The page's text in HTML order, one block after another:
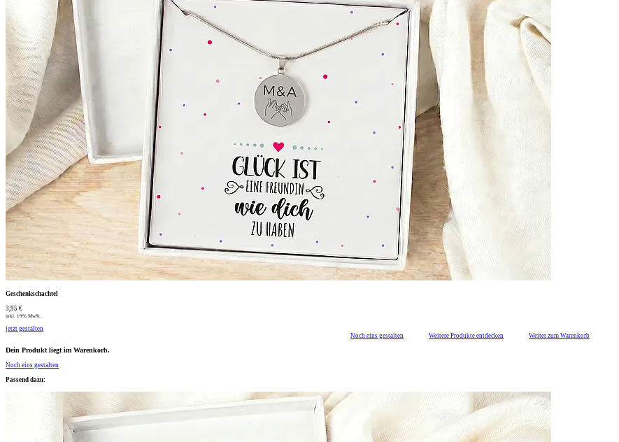
Geschenkschachtel
3,95 €
inkl. 19% MwSt.
jetzt gestalten
Noch eins gestalten
Weitere Produkte entdecken Weiter zum Warenkorb
Dein Produkt liegt im Warenkorb.
Noch eins gestalten
Passend dazu: